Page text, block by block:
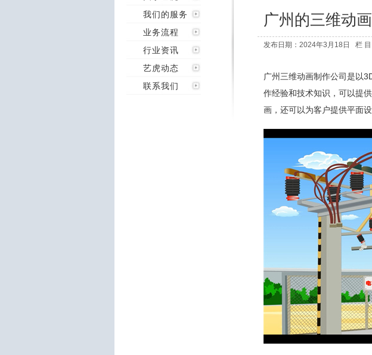
我们的服务
业务流程
行业资讯
艺虎动态
联系我们
广州的三维动
发布日期：2024年3月18日 栏 目
广州三维动画制作公司是以
作经验和技术知识，可以提
画，还可以为客户提供平面